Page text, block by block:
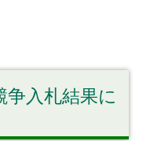
争入札結果に